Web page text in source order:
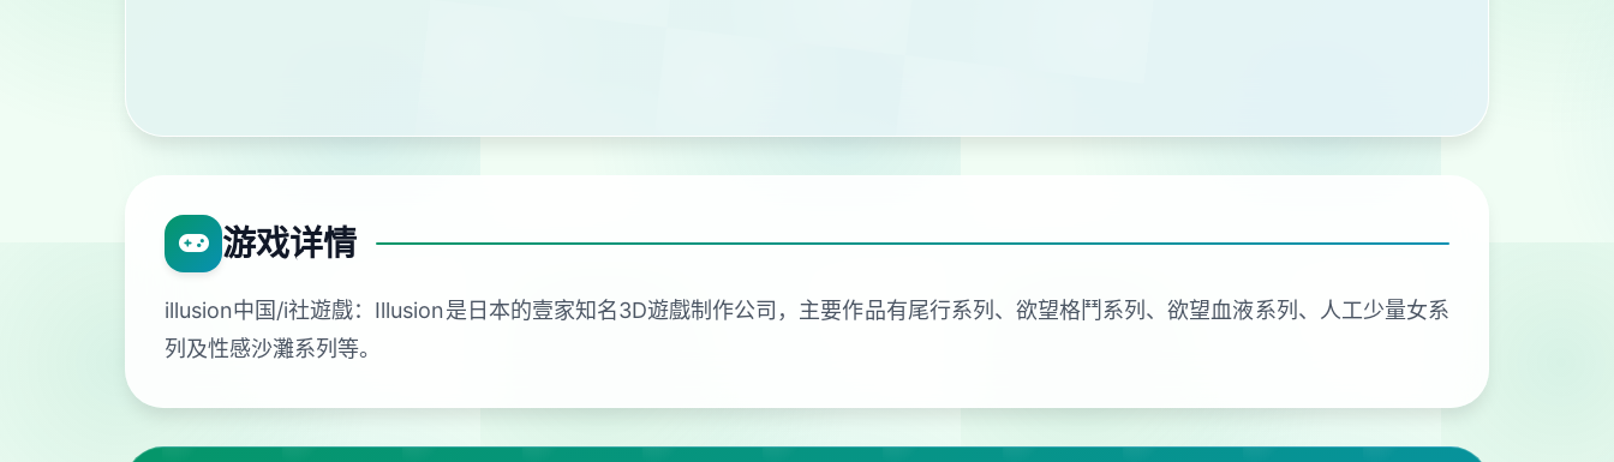
游戏详情
illusion中国/i社遊戲：Illusion是日本的壹家知名3D遊戲制作公司，主要作品有尾行系列、欲望格鬥系列、欲望血液系列、人工少量女系
列及性感沙灘系列等。